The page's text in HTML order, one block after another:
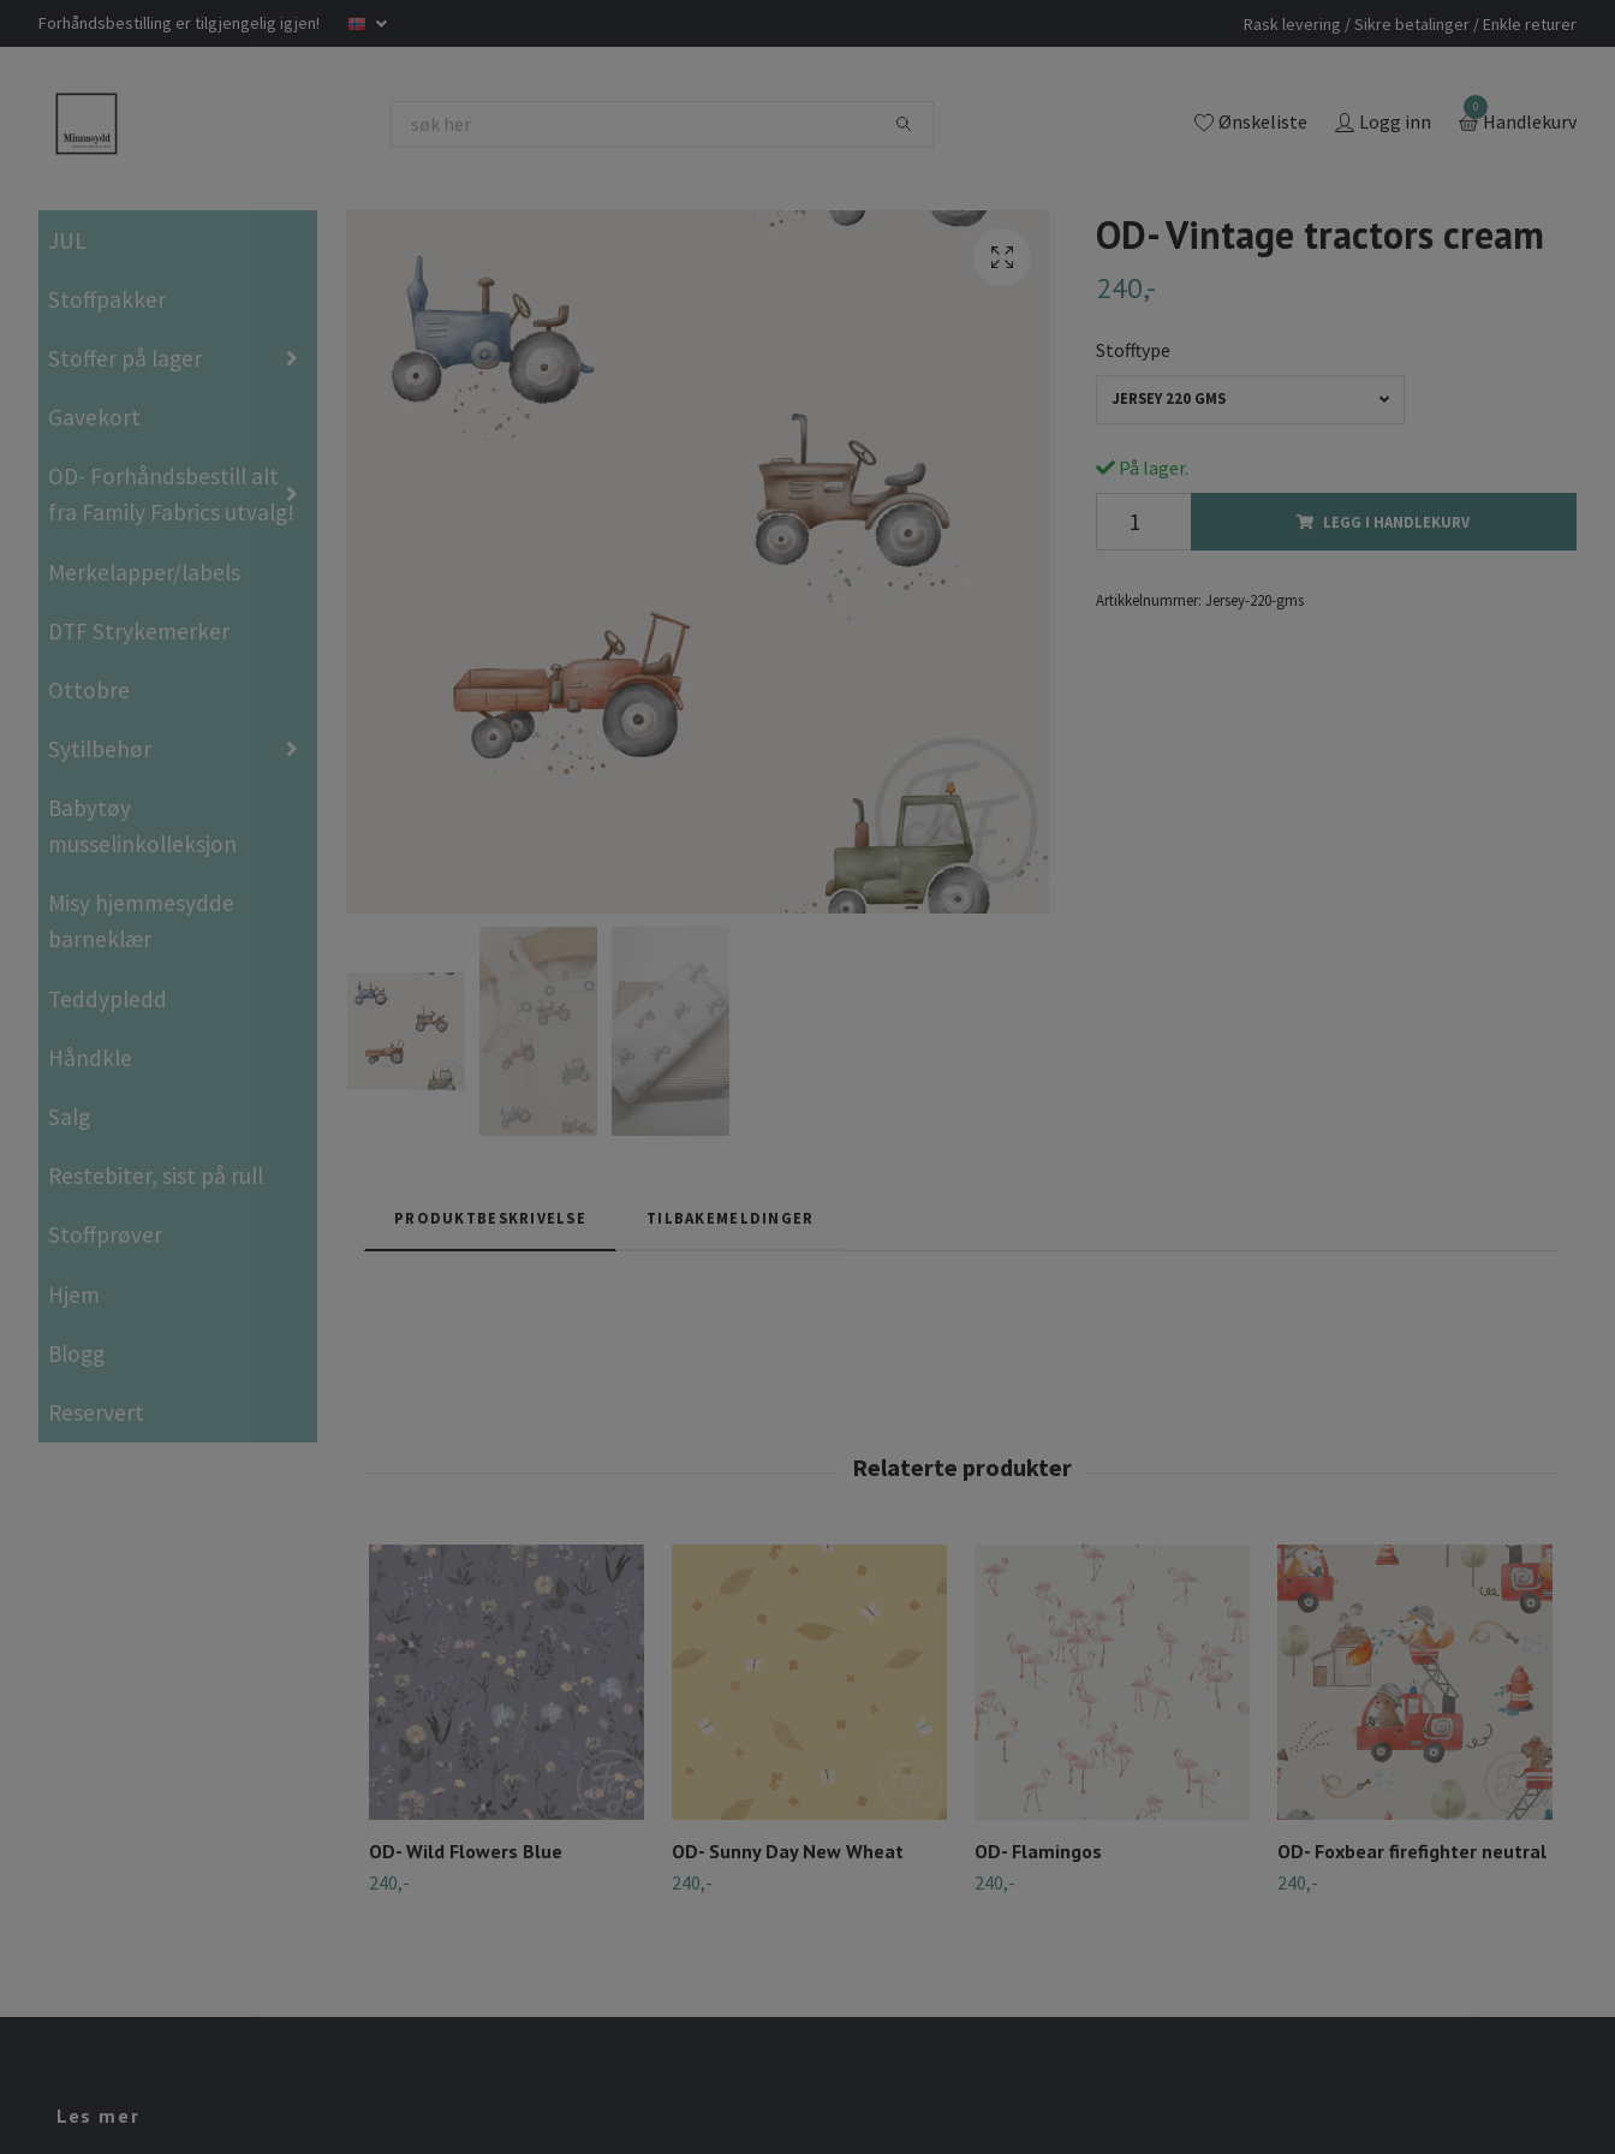
Forhåndsbestilling er tilgjengelig igjen! Rask levering / Sikre betalinger / Enkle returer
Ønskeliste Logg inn
0
Handlekurv
JUL
Stoffpakker
Stoffer på lager
Gavekort
OD- Forhåndsbestill alt
fra Family Fabrics utvalg!
Merkelapper/labels
DTF Strykemerker
Ottobre
Sytilbehør
Babytøy
musselinkolleksjon
Misy hjemmesydde
barneklær
Teddypledd
Håndkle
Salg
Restebiter, sist på rull
Stoffprøver
Hjem
Blogg
Reservert
OD- Vintage tractors cream
240,-
Stofftype
JERSEY 220 GMS
På lager.
LEGG I HANDLEKURV
Artikkelnummer: Jersey-220-gms
PRODUKTBESKRIVELSE TILBAKEMELDINGER
OD- Wild Flowers Blue
240,-
OD- Sunny Day New Wheat
240,-
OD- Flamingos
240,-
OD- Foxbear firefighter neutral
240,-
Les mer